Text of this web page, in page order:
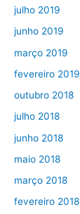
julho 2019
junho 2019
março 2019
fevereiro 2019
outubro 2018
julho 2018
junho 2018
maio 2018
março 2018
fevereiro 2018